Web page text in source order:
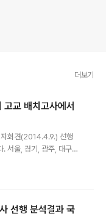
더보기
교 배치고사에서
회견(2014.4.9.) 선행
. 서울, 경기, 광주, 대구
위원회 소속의 강은희
, 자율고 35개, 특목고 1
선행 분석결과 국